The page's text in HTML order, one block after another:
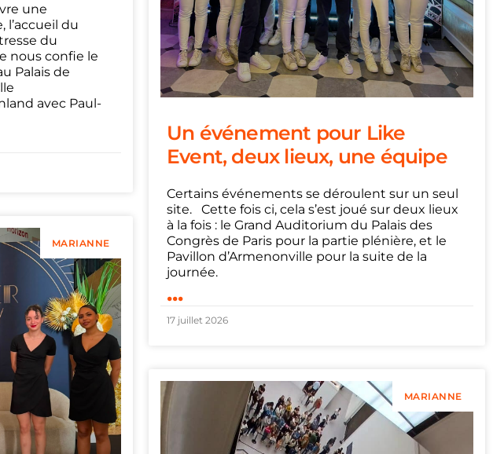
une
du
du
nous confie le
Palais de
avec Paul-
Un événement pour Like
Event, deux lieux, une équipe
Certains événements se déroulent sur un seul
site. Cette fois ci, cela s’est joué sur deux lieux
à la fois : le Grand Auditorium du Palais des
Congrès de Paris pour la partie plénière, et le
Pavillon d’Armenonville pour la suite de la
journée.
...
17 juillet 2026
MARIANNE
MARIANNE